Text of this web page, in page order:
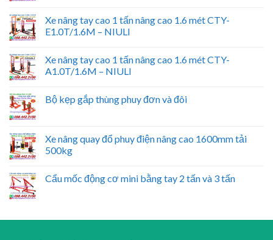
Xe nâng tay cao 1 tấn nâng cao 1.6 mét CTY-
E1.0T/1.6M – NIULI
Xe nâng tay cao 1 tấn nâng cao 1.6 mét CTY-
A1.0T/1.6M – NIULI
Bộ kẹp gắp thùng phuy đơn và đôi
Xe nâng quay đổ phuy điện nâng cao 1600mm tải
500kg
Cẩu mốc động cơ mini bằng tay 2 tấn và 3 tấn